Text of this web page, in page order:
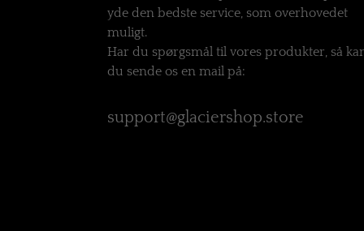
yde den bedste service, som overhovedet
muligt.
Har du spørgsmål til vores produkter, så
du sende os en mail på:
support@glaciershop.store